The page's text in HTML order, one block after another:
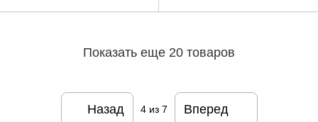
Показать еще 20 товаров
Назад 4из 7 Вперед